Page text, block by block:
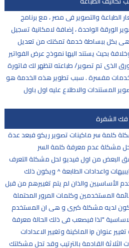
والتصوير فى مصر ، مع برنامج
الورقة الواحدة ، إضافة لامكانية تسجيل
بكل ببساطة خدمة تمكنك من تعديل
بحيث يستند اليها نموذج عرض الفواتير
الذى تم تصوير/ طباعته لتظهر لك فاتورة
مفسرة . سبب تطوير هذه الخدمة هو
المستندات والاطلاع عليه اول باول
فك الشفرة
كلمة سر ماكينات تصوير ريكو فبعد عدة
مشكلة عدم معرفة كلمة السر
البعض من اول فيديو لحل مشكلة التعرف
واعدادات الطابعة ^ ويكون ذلك
الأساسيين والذان لم يتم تغييرهم من قبل
المستخدمين وكلمات المرور المحتملة
لديه مشكلة كبرى و هى ان المستخدم
الاساسية "لذا فيصعب فى ذلك الحالة معرفة
كلمة السر" وهذا ما يعيق امكانية تغيير عنوان ip الماكينة وتغيير الاعدادات
الثلاثة القادمة بالترتيب وقد تحل مشكلتك